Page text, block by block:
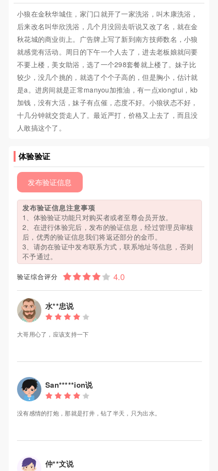
小狼在金秋华城住，家门口就开了一家洗浴，叫木康洗浴，
后来改名叫华欣洗浴，几个月没回去听说又改了名，就在金
秋花城的商业街上。广告牌上写了新到南方技师数名，小狼
就感觉有活动。周日的下午一个人去了，进去老板娘就问要
不要上楼，美女助浴，选了一个298套餐就上楼了。妹子比
较少，没几个挑的，就选了个个子高的，但是胸小，估计就
是a。进房间就是正常manyou加推油，有一点xiongtui，kb
加钱，没有大活，妹子有点催，态度不好。小狼状态不好，
十几分钟就交货走人了。最近严打，价格又上去了，而且没
人敢搞这个了。
体验验证
发布验证信息
发布验证信息注意事项
1、体验验证功能只对购买者或者至尊会员开放。
2、在进行体验完后，发布的验证信息，经过管理员审核
后，优秀的验证信息我们将返还部分的金币。
3、请勿在验证中发布联系方式，联系地址等信息，否则
不予通过。
验证综合评分
水**忠说
大哥用心了，应该支持一下
San*****ion说
没有感情的打炮，那就是打井，钻了半天，只为出水。
仲**文说